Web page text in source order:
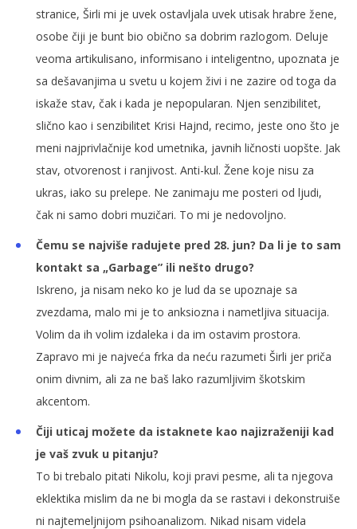
stranice, Širli mi je uvek ostavljala uvek utisak hrabre žene,
osobe čiji je bunt bio obično sa dobrim razlogom. Deluje
veoma artikulisano, informisano i inteligentno, upoznata je
sa dešavanjima u svetu u kojem živi i ne zazire od toga da
iskaže stav, čak i kada je nepopularan. Njen senzibilitet,
slično kao i senzibilitet Krisi Hajnd, recimo, jeste ono što je
meni najprivlačnije kod umetnika, javnih ličnosti uopšte. Jak
stav, otvorenost i ranjivost. Anti-kul. Žene koje nisu za
ukras, iako su prelepe. Ne zanimaju me posteri od ljudi,
čak ni samo dobri muzičari. To mi je nedovoljno.
Čemu se najviše radujete pred 28. jun? Da li je to sam
kontakt sa „Garbage” ili nešto drugo?
Iskreno, ja nisam neko ko je lud da se upoznaje sa
zvezdama, malo mi je to anksiozna i nametljiva situacija.
Volim da ih volim izdaleka i da im ostavim prostora.
Zapravo mi je najveća frka da neću razumeti Širli jer priča
onim divnim, ali za ne baš lako razumljivim škotskim
akcentom.
Čiji uticaj možete da istaknete kao najizraženiji kad
je vaš zvuk u pitanju?
To bi trebalo pitati Nikolu, koji pravi pesme, ali ta njegova
eklektika mislim da ne bi mogla da se rastavi i dekonstruiše
ni najtemeljnijom psihoanalizom. Nikad nisam videla